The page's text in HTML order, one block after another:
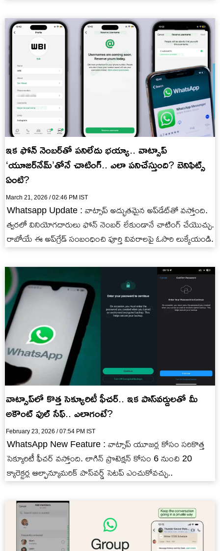
ఇక ఫోన్ నెంబర్‌తో పనిలేదు భయ్యా.. వాట్సాప్
‘యూజర్‌నేమ్’తోనే చాటింగ్.. ఎలా పనిచేస్తుంది? బెనిఫిట్స్
ఏంటి?
March 21, 2026 / 02:46 PM IST
Whatsapp Update : వాట్సాప్ అద్భుతమైన అప్‌డేట్‌తో వస్తోంది.
త్వరలో వినియోగదారులు ఫోన్ నెంబర్ లేకుండానే చాటింగ్ చేయొచ్చు.
రాబోయే ఈ అప్‌గ్రేడ్ సంబంధించి పూర్తి వివరాలపై ఓసారి లుక్కేయండి.
వాట్సాప్‌లో కొత్త సెక్యూరిటీ ఫీచర్.. ఇక పాస్‌వర్డులతో మీ
అకౌంట్ ఫుల్ సేఫ్.. ఎలాగంటే?
February 23, 2026 / 07:54 PM IST
WhatsApp New Feature : వాట్సాప్ యూజర్ల కోసం సరికొత్త
సెక్యూరిటీ ఫీచర్ వస్తోంది. లాగిన్ ప్రొటెక్షన్ కోసం 6 నుంచి 20
క్యారెక్టర్ల ఆల్ఫాన్యూమరిక్ పాస్‌వర్డ్‌ సెటప్ ఎంచుకోవచ్చు..